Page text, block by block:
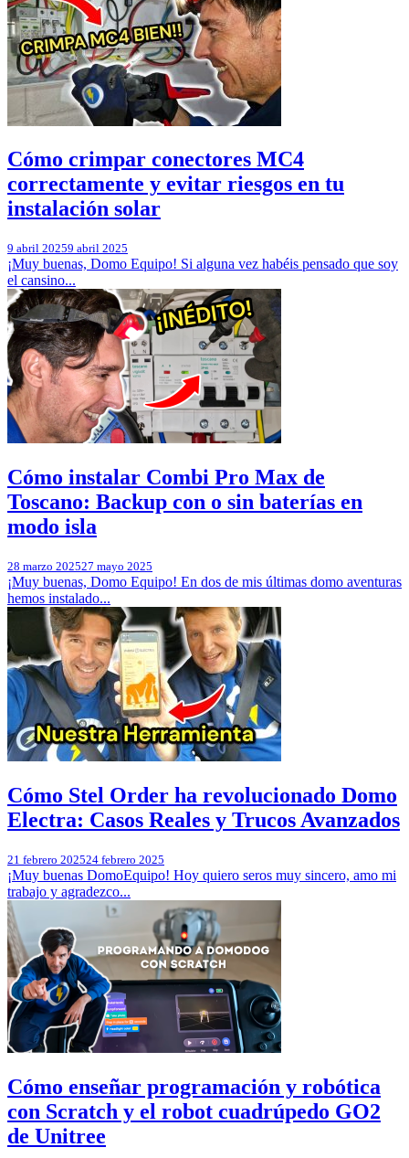
Cómo crimpar conectores MC4
correctamente y evitar riesgos en tu
instalación solar
9 abril 20259 abril 2025
¡Muy buenas, Domo Equipo! Si alguna vez habéis pensado que soy
el cansino...
Cómo instalar Combi Pro Max de
Toscano: Backup con o sin baterías en
modo isla
28 marzo 202527 mayo 2025
¡Muy buenas, Domo Equipo! En dos de mis últimas domo aventuras
hemos instalado...
Cómo Stel Order ha revolucionado Domo
Electra: Casos Reales y Trucos Avanzados
21 febrero 202524 febrero 2025
¡Muy buenas DomoEquipo! Hoy quiero seros muy sincero, amo mi
trabajo y agradezco...
Cómo enseñar programación y robótica
con Scratch y el robot cuadrúpedo GO2
de Unitree